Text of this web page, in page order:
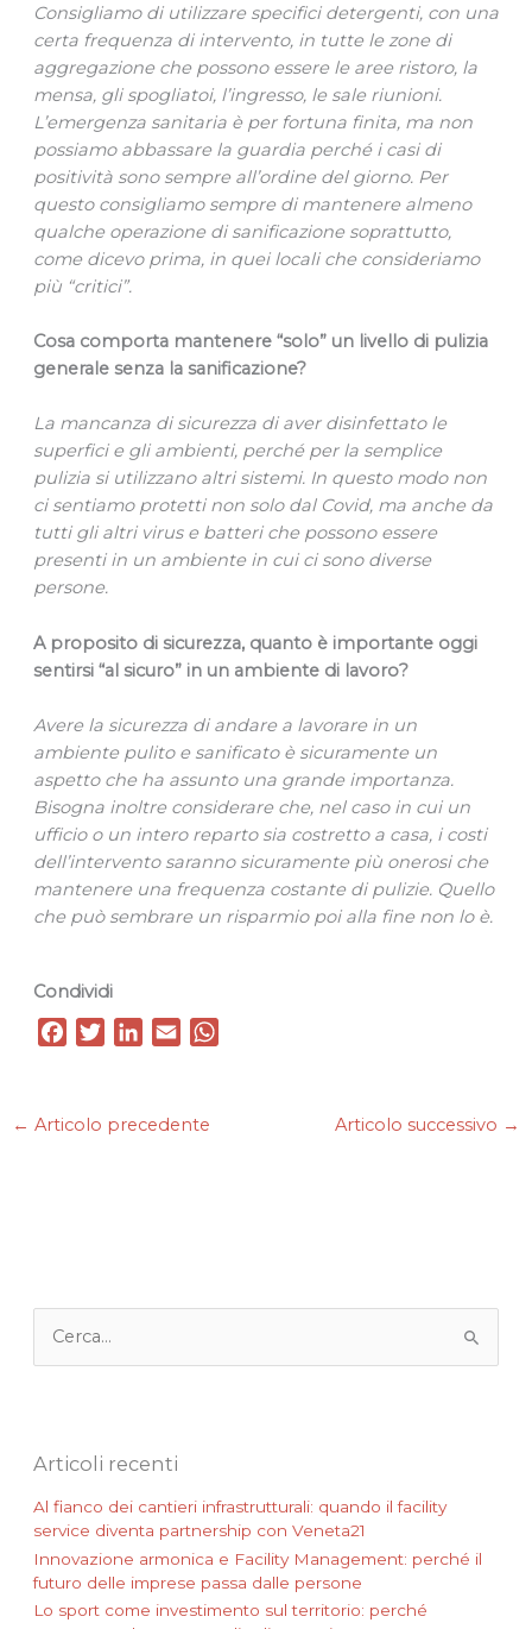
Consigliamo di utilizzare specifici detergenti, con una
certa frequenza di intervento, in tutte le zone di
aggregazione che possono essere le aree ristoro, la
mensa, gli spogliatoi, l’ingresso, le sale riunioni.
L’emergenza sanitaria è per fortuna finita, ma non
possiamo abbassare la guardia perché i casi di
positività sono sempre all’ordine del giorno. Per
questo consigliamo sempre di mantenere almeno
qualche operazione di sanificazione soprattutto,
come dicevo prima, in quei locali che consideriamo
più “critici”.
Cosa comporta mantenere “solo” un livello di pulizia
generale senza la sanificazione?
La mancanza di sicurezza di aver disinfettato le
superfici e gli ambienti, perché per la semplice
pulizia si utilizzano altri sistemi. In questo modo non
ci sentiamo protetti non solo dal Covid, ma anche da
tutti gli altri virus e batteri che possono essere
presenti in un ambiente in cui ci sono diverse
persone.
A proposito di sicurezza, quanto è importante oggi
sentirsi “al sicuro” in un ambiente di lavoro?
Avere la sicurezza di andare a lavorare in un
ambiente pulito e sanificato è sicuramente un
aspetto che ha assunto una grande importanza.
Bisogna inoltre considerare che, nel caso in cui un
ufficio o un intero reparto sia costretto a casa, i costi
dell’intervento saranno sicuramente più onerosi che
mantenere una frequenza costante di pulizie. Quello
che può sembrare un risparmio poi alla fine non lo è.
Condividi
e
t
k
i
← Articolo precedente Articolo successivo →
e
Articoli recenti
Al fianco dei cantieri infrastrutturali: quando il facility
service diventa partnership con Veneta21
Innovazione armonica e Facility Management: perché il
futuro delle imprese passa dalle persone
Lo sport come investimento sul territorio: perché